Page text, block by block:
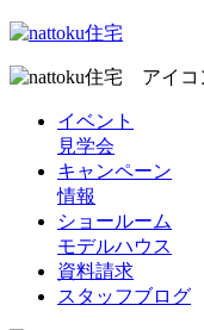
イベント
見学会
キャンペーン
情報
ショールーム
モデルハウス
資料請求
スタッフブログ